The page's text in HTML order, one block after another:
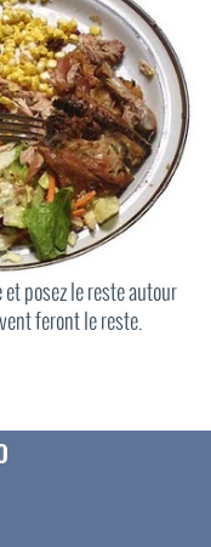
posez le reste autour
feront le reste.